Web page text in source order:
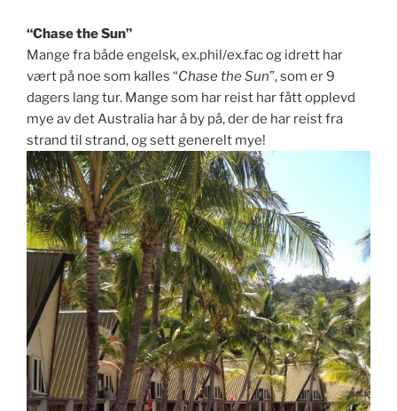
“Chase the Sun”
Mange fra både engelsk, ex.phil/ex.fac og idrett har
vært på noe som kalles “Chase the Sun”, som er 9
dagers lang tur. Mange som har reist har fått opplevd
mye av det Australia har å by på, der de har reist fra
strand til strand, og sett generelt mye!